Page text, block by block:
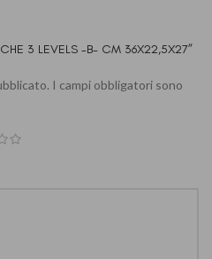
3 LEVELS -B- CM 36X22,5X27”
I campi obbligatori sono